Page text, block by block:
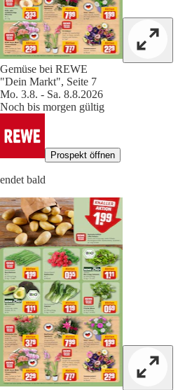
Gemüse bei REWE
"Dein Markt", Seite 7
Mo. 3.8. - Sa. 8.8.2026
Noch bis morgen gültig
Prospekt öffnen
endet bald